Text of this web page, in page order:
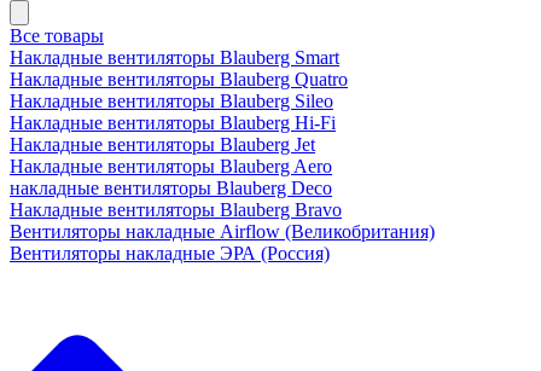
Все товары
Накладные вентиляторы Blauberg Smart
Накладные вентиляторы Blauberg Quatro
Накладные вентиляторы Blauberg Sileo
Накладные вентиляторы Blauberg Hi-Fi
Накладные вентиляторы Blauberg Jet
Накладные вентиляторы Blauberg Aero
накладные вентиляторы Blauberg Deco
Накладные вентиляторы Blauberg Bravo
Вентиляторы накладные Airflow (Великобритания)
Вентиляторы накладные ЭРА (Россия)